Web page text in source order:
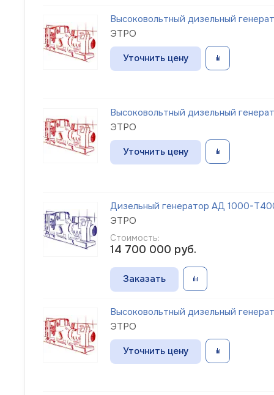
Высоковольтный дизельный
ЭТРО
Уточнить цену
Высоковольтный дизельный
ЭТРО
Уточнить цену
Дизельный генератор АД 1000-
ЭТРО
Стоимость:
14 700 000 руб.
Заказать
Высоковольтный дизельный
ЭТРО
Уточнить цену